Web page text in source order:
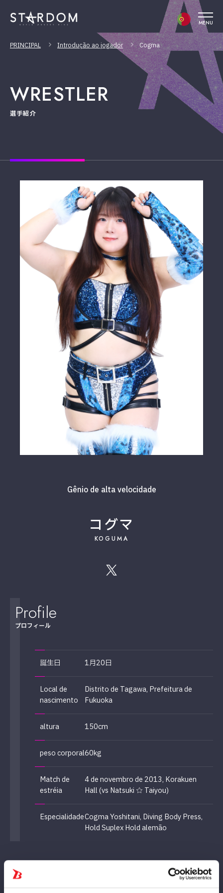
MENU
PRINCIPAL Introdução ao jogador Cogma
WRESTLER
選手紹介
Gênio de alta velocidade
コグマ
KOGUMA
Profile
プロフィール
誕生日 1月20日
Local de
nascimento
Distrito de Tagawa, Prefeitura de
Fukuoka
altura 150cm
peso corporal60kg
Match de
estréia
4 de novembro de 2013, Korakuen
Hall (vs Natsuki ☆ Taiyou)
EspecialidadeCogma Yoshitani, Diving Body Press,
Hold Suplex Hold alemão
Career
来歴